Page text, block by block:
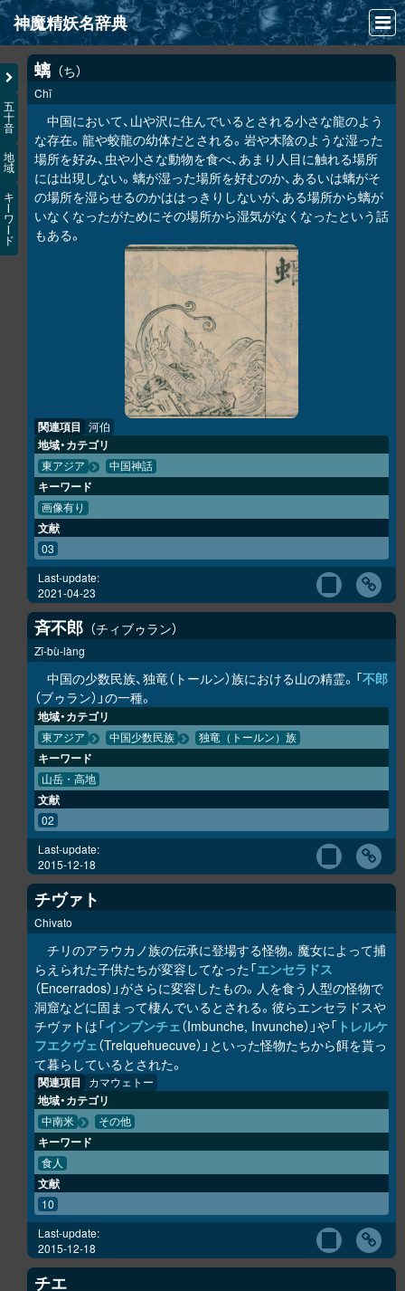
神魔精妖名辞典
NEWS
INFO
文献
検索
凖項目
画像資料便覧
五
十
音
地
域
キ
ワ
ド
螭 ち
Chī
中国において、山や沢に住んでいるとされる小さな龍のよう
な存在。龍や蛟龍の幼体だとされる。岩や木陰のような湿った
場所を好み、虫や小さな動物を食べ、あまり人目に触れる場所
には出現しない。螭が湿った場所を好むのか、あるいは螭がそ
の場所を湿らせるのかははっきりしないが、ある場所から螭が
いなくなったがためにその場所から湿気がなくなったという話
もある。
関連項目 河伯
地域・カテゴリ
東アジア 中国神話
キーワード
画像有り
文献
03
Last-update:
2021-04-23
斉不郎 チィブゥラン
Zī-bù-làng
中国の少数民族、独竜（トールン）族における山の精霊。「不郎
（ブゥラン）」の一種。
地域・カテゴリ
東アジア 中国少数民族 独竜（トールン）族
キーワード
山岳・高地
文献
02
Last-update:
2015-12-18
チヴァト
Chivato
チリのアラウカノ族の伝承に登場する怪物。魔女によって捕
らえられた子供たちが変容してなった「エンセラドス
（Encerrados）」がさらに変容したもの。人を食う人型の怪物で
洞窟などに固まって棲んでいるとされる。彼らエンセラドスや
チヴァトは「インブンチェ（Imbunche, Invunche）」や「 トレルケ
フエクヴェ（Trelquehuecuve）」といった怪物たちから餌を貰っ
て暮らしているとされた。
関連項目 カマウェトー
地域・カテゴリ
中南米 その他
キーワード
食人
文献
10
Last-update:
2015-12-18
チエ